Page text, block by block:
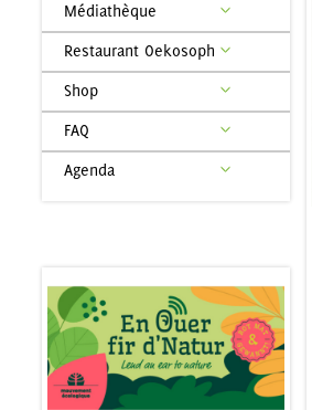
Médiathèque
Restaurant Oekosoph
Shop
FAQ
Agenda